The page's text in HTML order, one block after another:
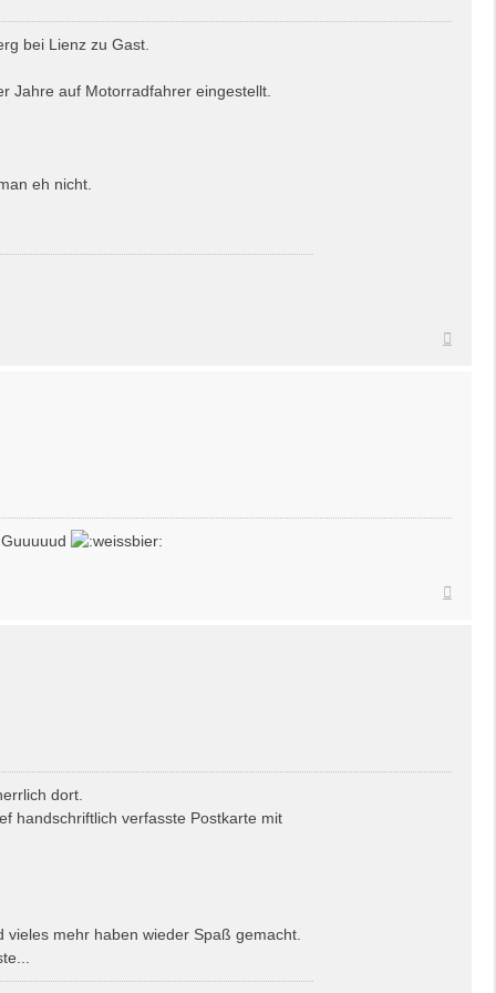
bei Lienz zu Gast.
Jahre auf Motorradfahrer eingestellt.
eh nicht.
dort.
handschriftlich verfasste Postkarte mit
mehr haben wieder Spaß gemacht.